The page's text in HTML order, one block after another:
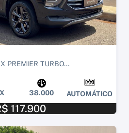
PREMIER TURBO...
38.000 AUTOMÁTICO
117.900